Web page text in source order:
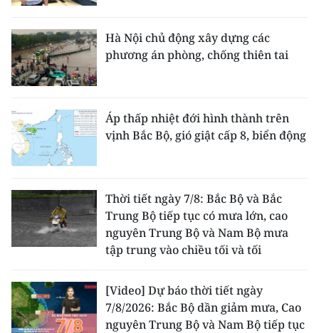
Hà Nội chủ động xây dựng các
phương án phòng, chống thiên tai
Áp thấp nhiệt đới hình thành trên
vịnh Bắc Bộ, gió giật cấp 8, biển động
Thời tiết ngày 7/8: Bắc Bộ và Bắc
Trung Bộ tiếp tục có mưa lớn, cao
nguyên Trung Bộ và Nam Bộ mưa
tập trung vào chiều tối và tối
[Video] Dự báo thời tiết ngày
7/8/2026: Bắc Bộ dần giảm mưa, Cao
nguyên Trung Bộ và Nam Bộ tiếp tục